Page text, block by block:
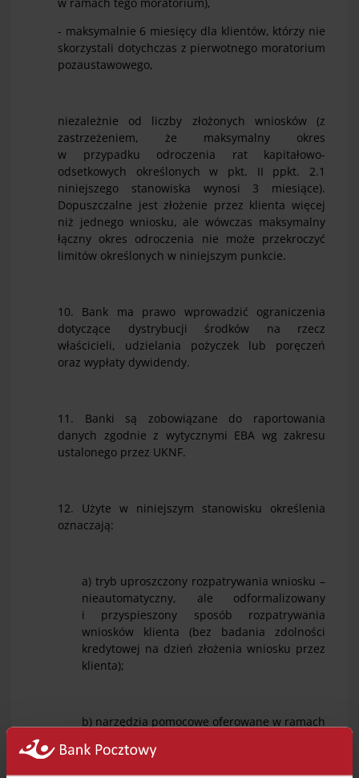
- maksymalnie 6 miesięcy dla klientów, którzy nie
skorzystali dotychczas z pierwotnego moratorium
pozaustawowego,
niezależnie od liczby złożonych wniosków (z
zastrzeżeniem, że maksymalny okres
w przypadku odroczenia rat kapitałowo-
odsetkowych określonych w pkt. II ppkt. 2.1
niniejszego stanowiska wynosi 3 miesiące).
Dopuszczalne jest złożenie przez klienta więcej
niż jednego wniosku, ale wówczas maksymalny
łączny okres odroczenia nie może przekroczyć
limitów określonych w niniejszym punkcie.
10. Bank ma prawo wprowadzić ograniczenia
dotyczące dystrybucji środków na rzecz
właścicieli, udzielania pożyczek lub poręczeń
oraz wypłaty dywidendy.
11. Banki są zobowiązane do raportowania
danych zgodnie z wytycznymi EBA wg zakresu
ustalonego przez UKNF.
12. Użyte w niniejszym stanowisku określenia
oznaczają:
a) tryb uproszczony rozpatrywania wniosku –
nieautomatyczny, ale odformalizowany
i przyspieszony sposób rozpatrywania
wniosków klienta (bez badania zdolności
kredytowej na dzień złożenia wniosku przez
klienta);
b) narzędzia pomocowe oferowane w ramach
przez Bank Gospodarstwa Krajowego, a także
przez inne podmioty pod warunkiem, że: